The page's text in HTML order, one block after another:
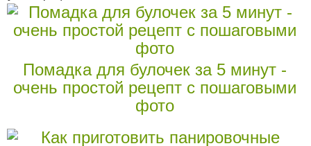
Помадка для булочек за 5 минут -
очень простой рецепт с пошаговыми
фото